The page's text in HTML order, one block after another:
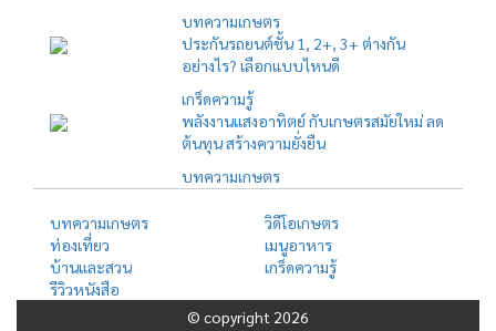
บทความเกษตร
ประกันรถยนต์ชั้น 1, 2+, 3+ ต่างกัน
อย่างไร? เลือกแบบไหนดี
เกร็ดความรู้
พลังงานแสงอาทิตย์ กับเกษตรสมัยใหม่ ลด
ต้นทุน สร้างความยั่งยืน
บทความเกษตร
บทความเกษตร
วิดีโอเกษตร
ท่องเที่ยว
เมนูอาหาร
บ้านและสวน
เกร็ดความรู้
รีวิวหนังสือ
© copyright 2026